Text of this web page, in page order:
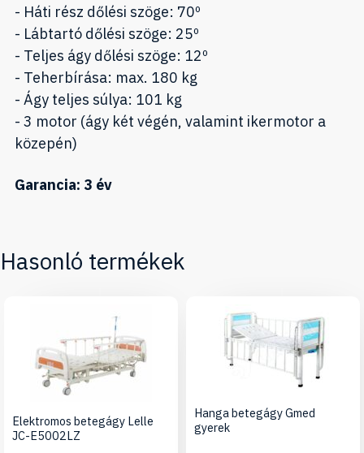
- Háti rész dőlési szöge: 70º
- Lábtartó dőlési szöge: 25º
- Teljes ágy dőlési szöge: 12º
- Teherbírása: max. 180 kg
- Ágy teljes súlya: 101 kg
- 3 motor (ágy két végén, valamint ikermotor a
közepén)
Garancia: 3 év
Hasonló termékek
Elektromos betegágy Lelle
JC-E5002LZ
Hanga betegágy Gmed
gyerek